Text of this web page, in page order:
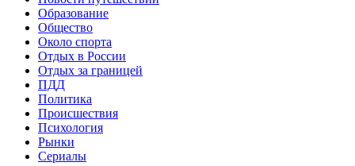
Образование
Общество
Около спорта
Отдых в России
Отдых за границей
ПДД
Политика
Происшествия
Психология
Рынки
Сериалы